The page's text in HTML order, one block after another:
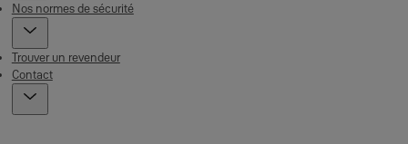
Nos normes de sécurité
Trouver un revendeur
Contact